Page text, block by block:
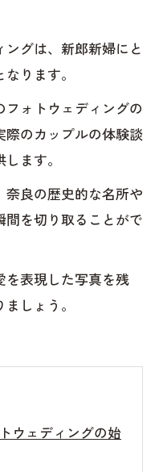
グは、新郎新婦にと
ります。
ォトウェディングの
のカップルの体験談
ます。
良の歴史的な名所や
を切り取ることがで
を表現した写真を残
しょう。
ウェディングの始